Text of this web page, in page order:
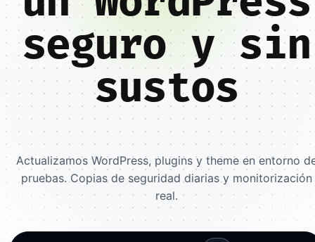
seguro y sin
sustos
Actualizamos WordPress, plugins y theme en entorno
pruebas. Copias de seguridad diarias y monitorización
real.